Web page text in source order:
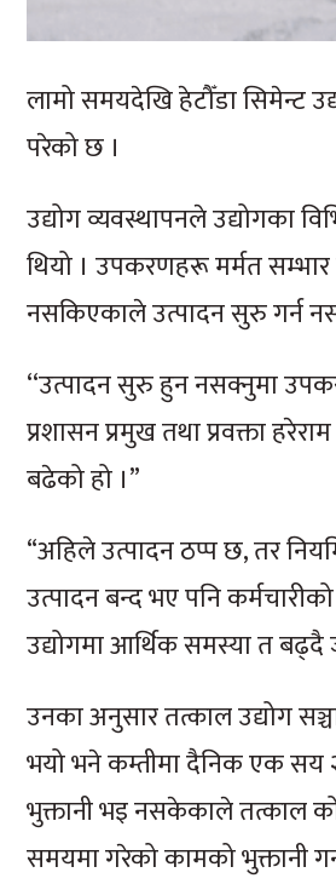
लामो समयदेखि हेटौँडा सिमेन्ट
परेको छ ।
उद्योग व्यवस्थापनले उद्योगका
थियो । उपकरणहरू मर्मत
नसकिएकाले उत्पादन सुरु गर्न
‘‘उत्पादन सुरु हुन नसक्नुमा
प्रशासन प्रमुख तथा प्रवक्ता
बढेको हो ।”
“अहिले उत्पादन ठप्प छ, तर
उत्पादन बन्द भए पनि
उद्योगमा आर्थिक समस्या त
उनका अनुसार तत्काल उद्योग
भयो भने कम्तीमा दैनिक एक सय
भुक्तानी भइ नसकेकाले तत्काल
समयमा गरेको कामको भुक्तानी